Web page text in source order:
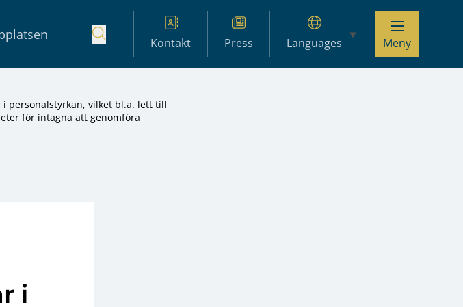
Kontakt Press Languages Meny
personalstyrkan, vilket bl.a. lett till
för intagna att genomföra
i